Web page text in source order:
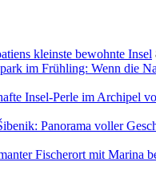
kleinste bewohnte Insel
im Frühling: Wenn die
Insel-Perle im Archipel
Panorama voller
Fischerort mit Marina